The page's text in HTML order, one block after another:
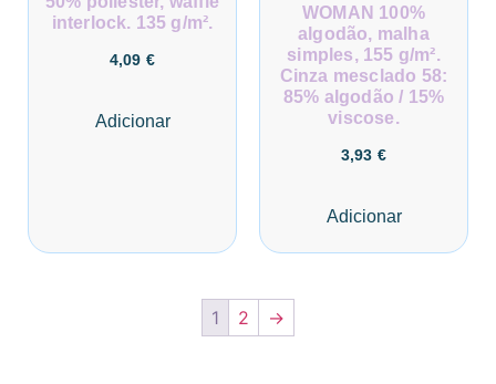
interlock. 135 g/m².
4,09 €
Adicionar
WOMAN 100%
algodão, malha
simples, 155 g/m².
Cinza mesclado 58:
85% algodão / 15%
viscose.
3,93 €
Adicionar
1 2 →